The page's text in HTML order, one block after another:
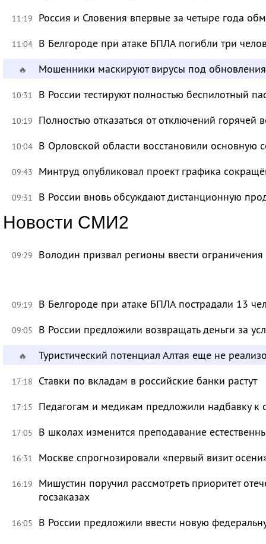
11:19 Россия и Словения впервые за четыре года
11:04 В Белгороде при атаке БПЛА погибли три
🔥 Мошенники маскируют вирусы под
10:31 В России тестируют полностью беспилотный
10:19 Полностью отказаться от отключений горячей
10:04 В Орловской области восстановили основную
09:43 Минтруд опубликовал проект графика
09:31 В России вновь обсуждают дистанционную
Новости СМИ2
09:29 Володин призвал регионы ввести
09:19 В Белгороде при атаке БПЛА пострадали 13
09:05 В России предложили возвращать деньги за
🔥 Туристический потенциал Алтая еще не
17:18 Ставки по вкладам в российские банки растут
17:15 Педагогам и медикам предложили надбавку к
17:05 В школах изменится преподавание
16:31 Москве спрогнозировали «первый визит
16:19
Мишустин поручил рассмотреть приоритет
госзаказах
16:05 В России предложили ввести новую